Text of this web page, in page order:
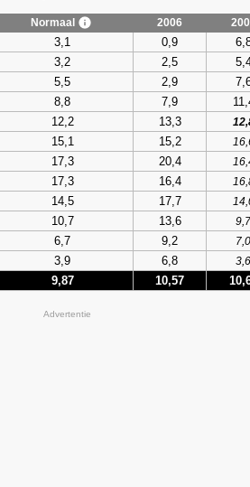
Normaal 2006
3,1 0,9
3,2 2,5
5,5 2,9
8,8 7,9
12,2 13,3
15,1 15,2
17,3 20,4
17,3 16,4
14,5 17,7
10,7 13,6
9,7
6,7 9,2
7,0
3,9 6,8 3,6
9,87 10,57
Advertentie